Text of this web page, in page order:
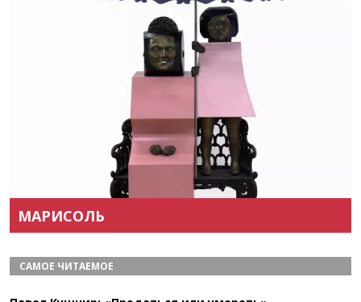
МАРИСОЛЬ
САМОЕ ЧИТАЕМОЕ